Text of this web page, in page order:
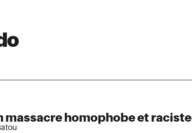
massacre homophobe et raciste